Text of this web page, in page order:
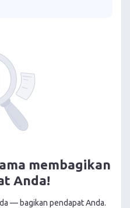
membagikan
Anda!
— bagikan pendapat Anda.